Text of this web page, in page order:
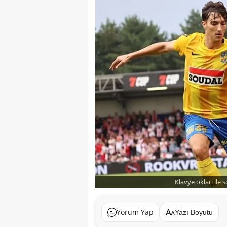
Klavye okları ile
Yorum Yap Yazı Boyutu